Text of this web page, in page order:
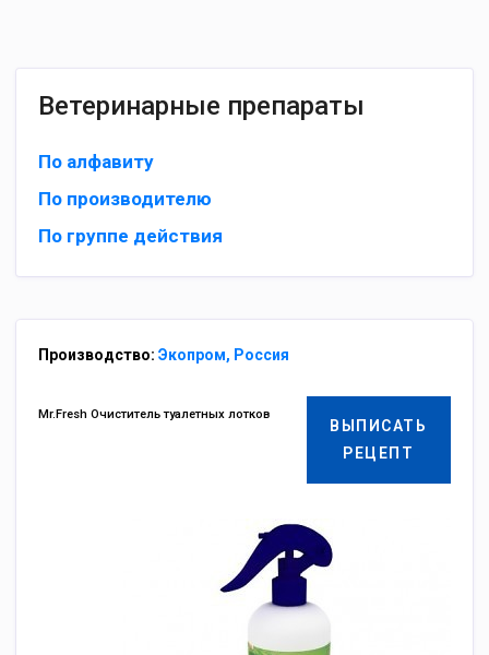
Ветеринарные препараты
По алфавиту
По производителю
По группе действия
Производство: Экопром, Россия
ВЫПИСАТЬ
РЕЦЕПТ
Mr.Fresh Очиститель туалетных лотков